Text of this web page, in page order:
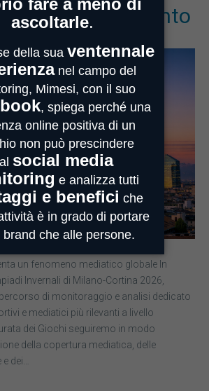
di avvicinamento
un fenomeno mediatico globale In
Invernali di Milano-Cortina 2026,
di monitoraggio e analisi dedicato
e mediatici più rilevanti a livello
dei Giochi seguiremo in modo
della copertura mediatica, delle
dei…